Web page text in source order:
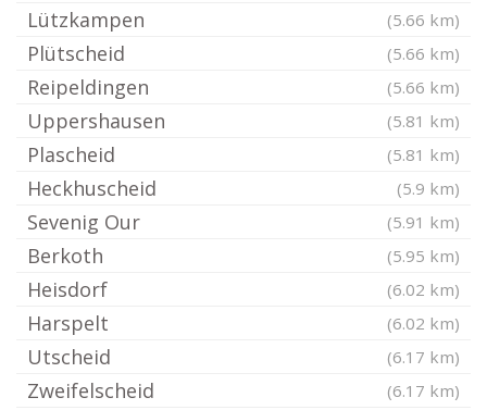
Lützkampen (5.66 km)
Plütscheid (5.66 km)
Reipeldingen (5.66 km)
Uppershausen (5.81 km)
Plascheid (5.81 km)
Heckhuscheid (5.9 km)
Sevenig Our (5.91 km)
Berkoth (5.95 km)
Heisdorf (6.02 km)
Harspelt (6.02 km)
Utscheid (6.17 km)
Zweifelscheid (6.17 km)